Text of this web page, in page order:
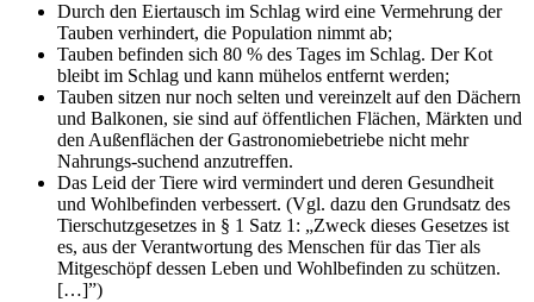
Durch den Eiertausch im Schlag wird eine Vermehrung der
Tauben verhindert, die Population nimmt ab;
Tauben befinden sich 80 % des Tages im Schlag. Der Kot
bleibt im Schlag und kann mühelos entfernt werden;
Tauben sitzen nur noch selten und vereinzelt auf den Dächern
und Balkonen, sie sind auf öffentlichen Flächen, Märkten und
den Außenflächen der Gastronomiebetriebe nicht mehr
Nahrungs-suchend anzutreffen.
Das Leid der Tiere wird vermindert und deren Gesundheit
und Wohlbefinden verbessert. (Vgl. dazu den Grundsatz des
Tierschutzgesetzes in § 1 Satz 1: „Zweck dieses Gesetzes ist
es, aus der Verantwortung des Menschen für das Tier als
Mitgeschöpf dessen Leben und Wohlbefinden zu schützen.
[…]”)